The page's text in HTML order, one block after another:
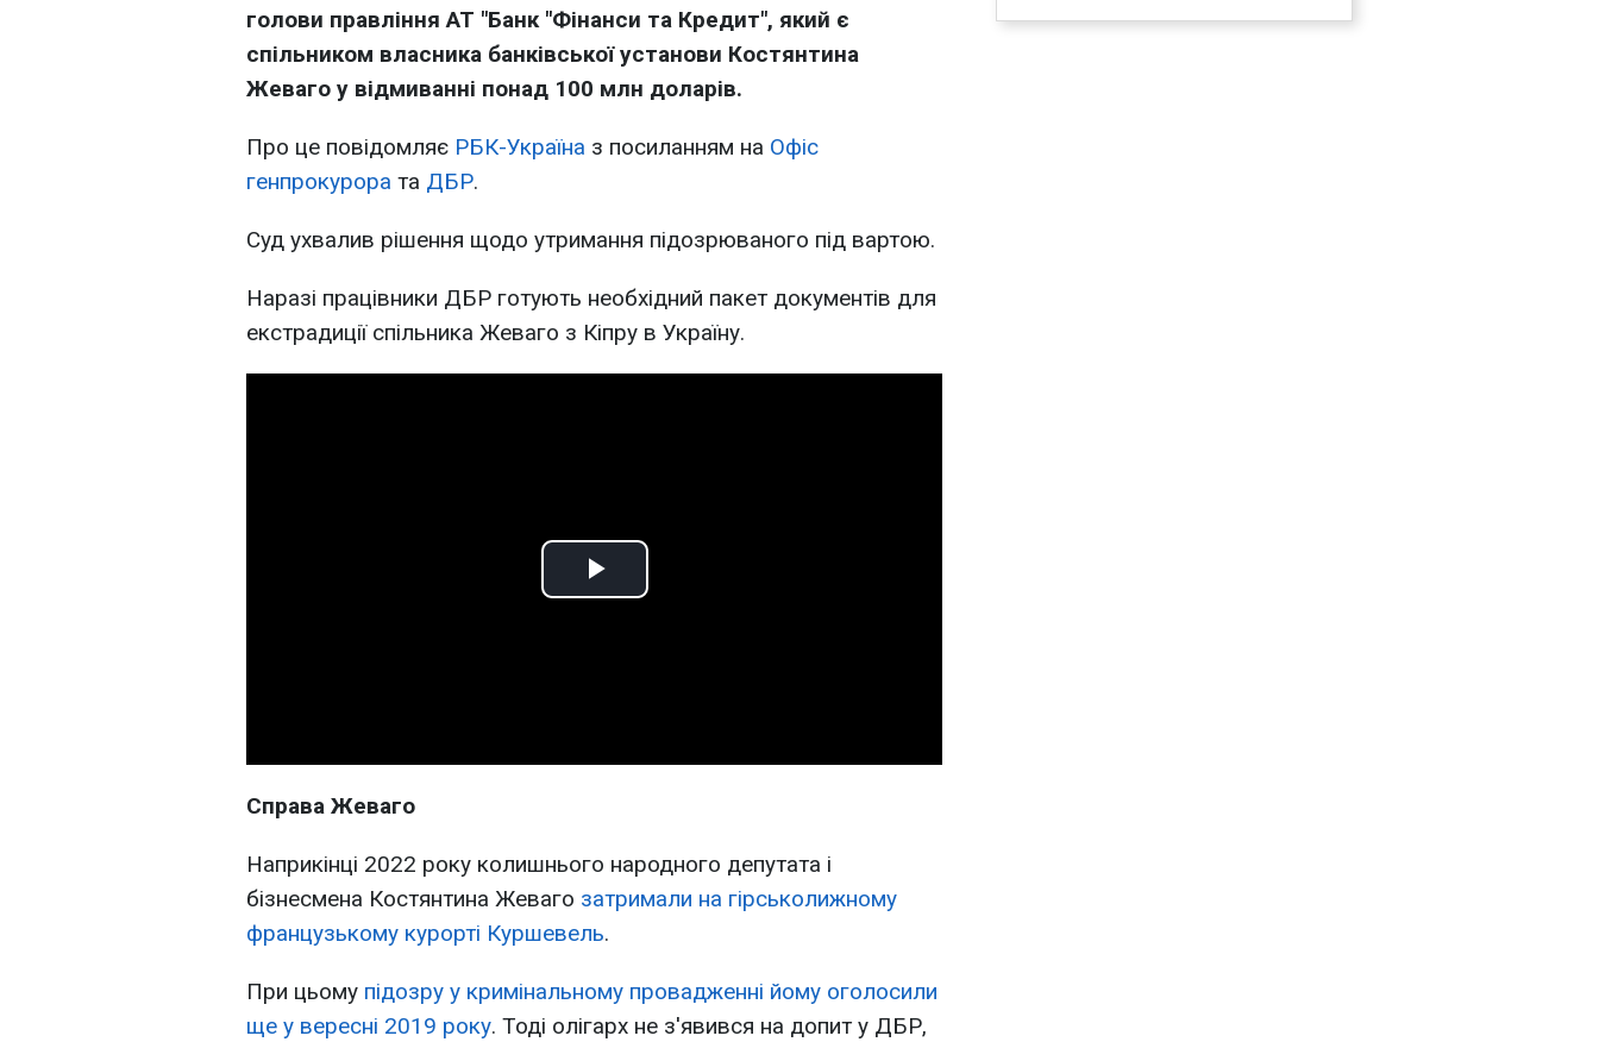
голови правління АТ "Банк "Фінанси та Кредит", який є
спільником власника банківської установи Костянтина
Жеваго у відмиванні понад 100 млн доларів.
Про це повідомляє РБК-Україна з посиланням на Офіс
генпрокурора та ДБР.
Суд ухвалив рішення щодо утримання підозрюваного під вартою.
Наразі працівники ДБР готують необхідний пакет документів для
екстрадиції спільника Жеваго з Кіпру в Україну.
Play
Справа Жеваго
Наприкінці 2022 року колишнього народного депутата і
бізнесмена Костянтина Жеваго затримали на гірськолижному
французькому курорті Куршевель.
При цьому підозру у кримінальному провадженні йому оголосили
ще у вересні 2019 року. Тоді олігарх не з'явився на допит у ДБР,